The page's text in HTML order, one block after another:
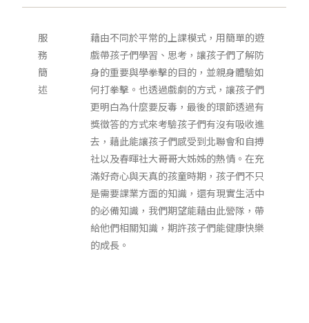
服
務
簡
述
藉由不同於平常的上課模式，用簡單的遊
戲帶孩子們學習、思考，讓孩子們了解防
身的重要與學拳擊的目的，並親身體驗如
何打拳擊。也透過戲劇的方式，讓孩子們
更明白為什麼要反毒，最後的環節透過有
獎徵答的方式來考驗孩子們有沒有吸收進
去，藉此能讓孩子們感受到北聯會和自搏
社以及春暉社大哥哥大姊姊的熱情。在充
滿好奇心與天真的孩童時期，孩子們不只
是需要課業方面的知識，還有現實生活中
的必備知識，我們期望能藉由此營隊，帶
給他們相關知識，期許孩子們能健康快樂
的成長。